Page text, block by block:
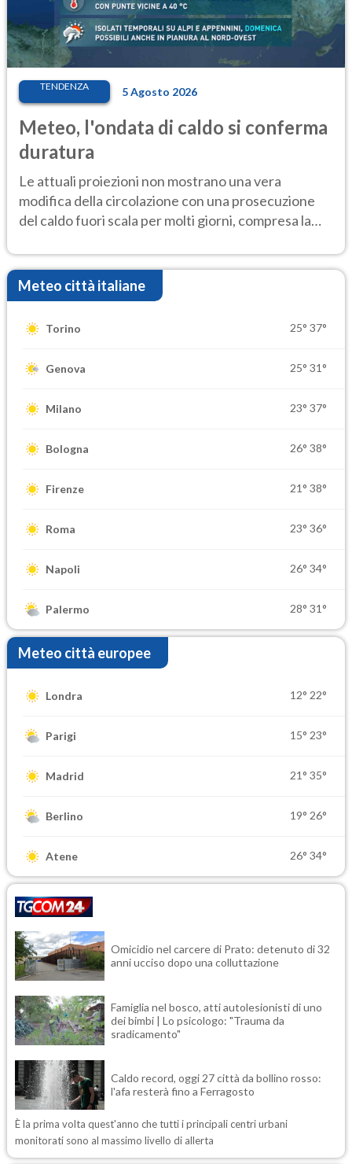
TENDENZA 5 Agosto 2026
Meteo, l'ondata di caldo si conferma
duratura
Le attuali proiezioni non mostrano una vera
modifica della circolazione con una prosecuzione
del caldo fuori scala per molti giorni, compresa la
Meteo città italiane
Torino 25° 37°
Genova 25° 31°
Milano 23° 37°
Bologna 26° 38°
Firenze 21° 38°
Roma 23° 36°
Napoli 26° 34°
Palermo 28° 31°
Meteo città europee
Londra 12° 22°
Parigi 15° 23°
Madrid 21° 35°
Berlino 19° 26°
Atene 26° 34°
Omicidio nel carcere di Prato: detenuto di 32
anni ucciso dopo una colluttazione
Famiglia nel bosco, atti autolesionisti di uno
dei bimbi | Lo psicologo: "Trauma da
sradicamento"
Caldo record, oggi 27 città da bollino rosso:
l'afa resterà fino a Ferragosto
È la prima volta quest'anno che tutti i principali centri urbani
monitorati sono al massimo livello di allerta